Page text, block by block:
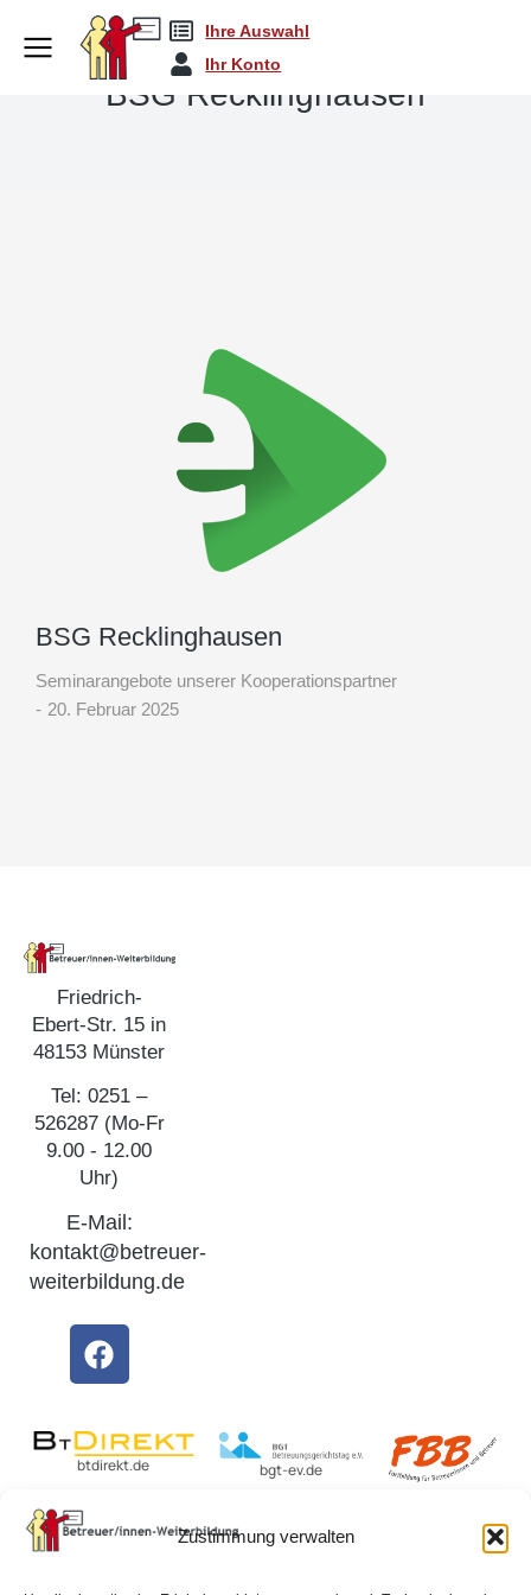
Zustimmung verwalten
Ihre Auswahl
Ihr Konto
BSG Recklinghausen
BSG Recklinghausen
Seminarangebote unserer Kooperationspartner
20. Februar 2025
Friedrich-
Ebert-Str. 15 in
48153 Münster
Tel: 0251 –
526287 (Mo-Fr
9.00 - 12.00
Uhr)
E-Mail:
kontakt@betreuer-
weiterbildung.de
btdirekt.de bgt-ev.de